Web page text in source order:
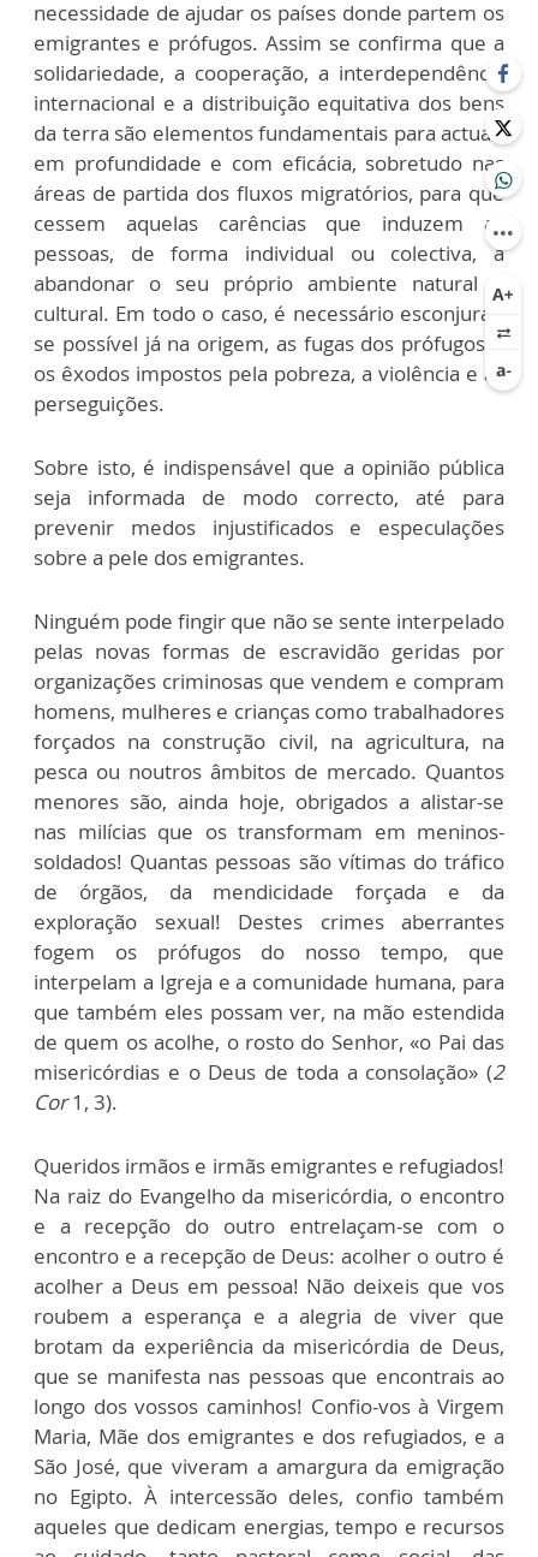
necessidade de ajudar os países donde partem os
emigrantes e prófugos. Assim se confirma que a
solidariedade, a cooperação, a interdependência
internacional e a distribuição equitativa dos bens
da terra são elementos fundamentais para actuar,
em profundidade e com eficácia, sobretudo nas
áreas de partida dos fluxos migratórios, para que
cessem aquelas carências que induzem as
pessoas, de forma individual ou colectiva, a
abandonar o seu próprio ambiente natural e
cultural. Em todo o caso, é necessário esconjurar,
se possível já na origem, as fugas dos prófugos e
os êxodos impostos pela pobreza, a violência e as
perseguições.
Sobre isto, é indispensável que a opinião pública
seja informada de modo correcto, até para
prevenir medos injustificados e especulações
sobre a pele dos emigrantes.
Ninguém pode fingir que não se sente interpelado
pelas novas formas de escravidão geridas por
organizações criminosas que vendem e compram
homens, mulheres e crianças como trabalhadores
forçados na construção civil, na agricultura, na
pesca ou noutros âmbitos de mercado. Quantos
menores são, ainda hoje, obrigados a alistar-se
nas milícias que os transformam em meninos-
soldados! Quantas pessoas são vítimas do tráfico
de órgãos, da mendicidade forçada e da
exploração sexual! Destes crimes aberrantes
fogem os prófugos do nosso tempo, que
interpelam a Igreja e a comunidade humana, para
que também eles possam ver, na mão estendida
de quem os acolhe, o rosto do Senhor, «o Pai das
misericórdias e o Deus de toda a consolação» (2
Cor 1, 3).
Queridos irmãos e irmãs emigrantes e refugiados!
Na raiz do Evangelho da misericórdia, o encontro
e a recepção do outro entrelaçam-se com o
encontro e a recepção de Deus: acolher o outro é
acolher a Deus em pessoa! Não deixeis que vos
roubem a esperança e a alegria de viver que
brotam da experiência da misericórdia de Deus,
que se manifesta nas pessoas que encontrais ao
longo dos vossos caminhos! Confio-vos à Virgem
Maria, Mãe dos emigrantes e dos refugiados, e a
São José, que viveram a amargura da emigração
no Egipto. À intercessão deles, confio também
aqueles que dedicam energias, tempo e recursos